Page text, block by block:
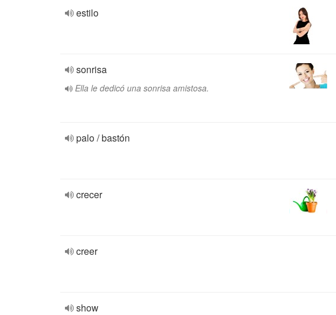
estilo
sonrisa
Ella le dedicó una sonrisa amistosa.
palo / bastón
crecer
creer
show